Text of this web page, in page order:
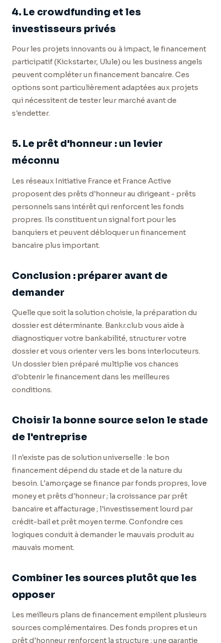
4. Le crowdfunding et les
investisseurs privés
Pour les projets innovants ou à impact, le financement
participatif (Kickstarter, Ulule) ou les business angels
peuvent compléter un financement bancaire. Ces
options sont particulièrement adaptées aux projets
qui nécessitent de tester leur marché avant de
s'endetter.
5. Le prêt d'honneur : un levier
méconnu
Les réseaux Initiative France et France Active
proposent des prêts d'honneur au dirigeant - prêts
personnels sans intérêt qui renforcent les fonds
propres. Ils constituent un signal fort pour les
banquiers et peuvent débloquer un financement
bancaire plus important.
Conclusion : préparer avant de
demander
Quelle que soit la solution choisie, la préparation du
dossier est déterminante. Bankr.club vous aide à
diagnostiquer votre bankabilité, structurer votre
dossier et vous orienter vers les bons interlocuteurs.
Un dossier bien préparé multiplie vos chances
d'obtenir le financement dans les meilleures
conditions.
Choisir la bonne source selon le stade
de l'entreprise
Il n'existe pas de solution universelle : le bon
financement dépend du stade et de la nature du
besoin. L'amorçage se finance par fonds propres, love
money et prêts d'honneur ; la croissance par prêt
bancaire et affacturage ; l'investissement lourd par
crédit-bail et prêt moyen terme. Confondre ces
logiques conduit à demander le mauvais produit au
mauvais moment.
Combiner les sources plutôt que les
opposer
Les meilleurs plans de financement empilent plusieurs
sources complémentaires. Des fonds propres et un
prêt d'honneur renforcent la structure ; une garantie